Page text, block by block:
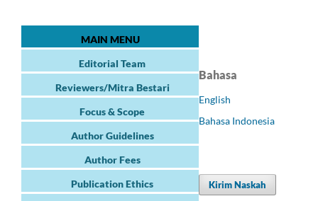
MAIN MENU
Editorial Team
Reviewers/Mitra Bestari
Focus & Scope
Author Guidelines
Author Fees
Publication Ethics
Bahasa
English
Bahasa Indonesia
Kirim Naskah